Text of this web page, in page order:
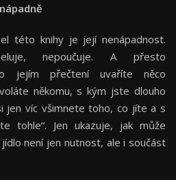
této knihy je její nenápadnost.
nepoučuje. A přesto
jejím přečtení uvaříte něco
někomu, s kým jste dlouho
jen víc všimnete toho, co jíte a s
tohle“. Jen ukazuje, jak může
není jen nutnost, ale i součást